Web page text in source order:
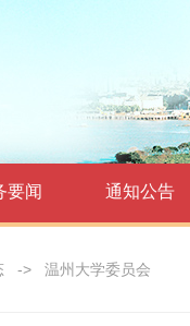
要闻 通知公告
-> 温州大学委员会